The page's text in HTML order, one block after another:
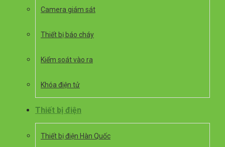
Camera giám sát
Thiết bị báo cháy
Kiểm soát vào ra
Khóa điện tử
Thiết bị điện
Thiết bị điện Hàn Quốc